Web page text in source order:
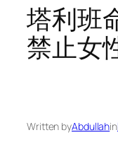
塔利班
禁止女
Written byAbdullahin